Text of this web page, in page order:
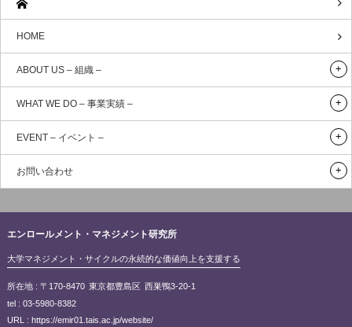
HOME
ABOUT US – 組織 –
WHAT WE DO – 事業実績 –
EVENT – イベント –
お問い合わせ
エンロールメント・マネジメント研究所
大学マネジメント・サイクルの永続的な価値向上を支援する
所在地 : 〒170-8470 東京都豊島区 西巣鴨3-20-1
tel : 03-5980-8382
URL : https://emir01.tais.ac.jp/website/